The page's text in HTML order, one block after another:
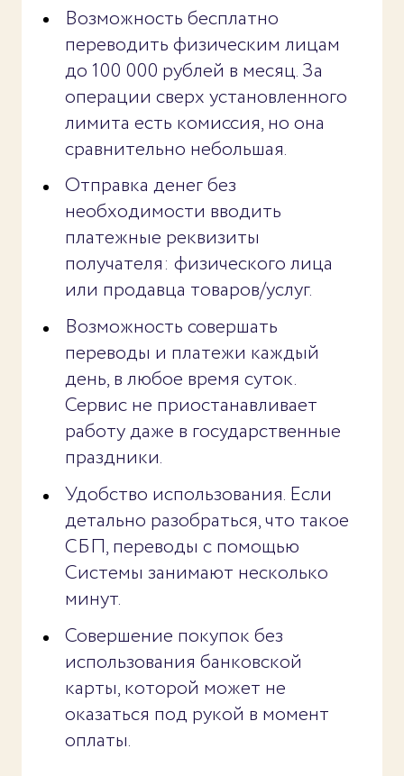
Возможность бесплатно
переводить физическим лицам
до 100 000 рублей в месяц. За
операции сверх установленного
лимита есть комиссия, но она
сравнительно небольшая.
Отправка денег без
необходимости вводить
платежные реквизиты
получателя: физического лица
или продавца товаров/услуг.
Возможность совершать
переводы и платежи каждый
день, в любое время суток.
Сервис не приостанавливает
работу даже в государственные
праздники.
Удобство использования. Если
детально разобраться, что такое
СБП, переводы с помощью
Системы занимают несколько
минут.
Совершение покупок без
использования банковской
карты, которой может не
оказаться под рукой в момент
оплаты.